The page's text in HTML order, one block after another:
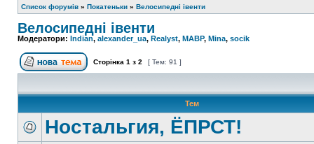
Список форумів » Покатеньки » Велосипедні івенти
Велосипедні івенти
Модератори: Indian, alexander_ua, Realyst, MABP, Mina, socik
Сторінка 1 з 2 [ Тем: 91 ]
Тем
Ностальгия, ЁПРСТ!